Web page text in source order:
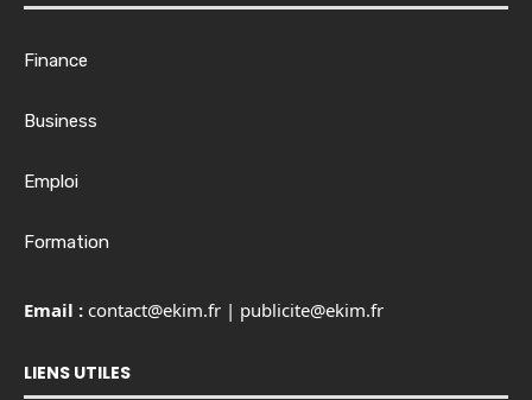
Finance
Business
Emploi
Formation
Email : contact@ekim.fr | publicite@ekim.fr
LIENS UTILES